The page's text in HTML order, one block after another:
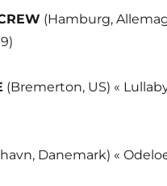
(Hamburg,
(Bremerton, US) «
Danemark) «